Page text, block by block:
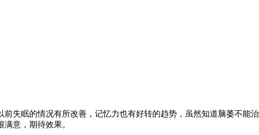
失眠的情况有所改善，记忆力也有好转的趋势，虽然知道脑萎不能
意，期待效果。